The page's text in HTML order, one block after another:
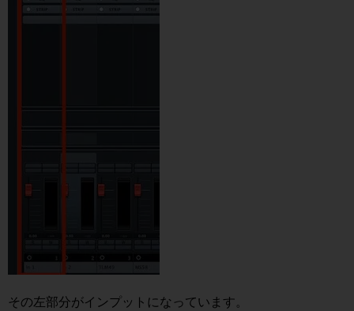
その左部分がインプットになっています。